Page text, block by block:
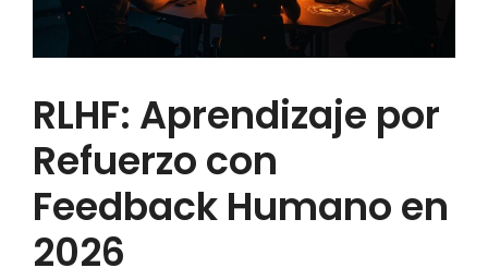
RLHF: Aprendizaje por
Refuerzo con
Feedback Humano en
2026